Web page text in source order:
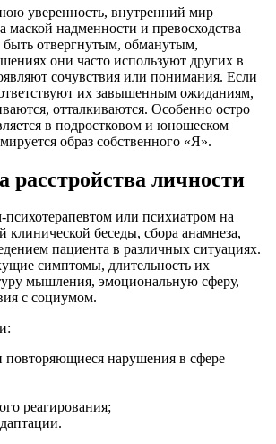
уверенность, внутренний мир
маской надменности и превосходства
быть отвергнутым, обманутым,
они часто используют других в
сочувствия или понимания. Если
их завышенным ожиданиям,
отталкиваются. Особенно остро
в подростковом и юношеском
образ собственного «Я».
расстройства личности
психотерапевтом или психиатром на
клинической беседы, сбора анамнеза,
пациента в различных ситуациях.
симптомы, длительность их
мышления, эмоциональную сферу,
с социумом.
повторяющиеся нарушения в сфере
реагирования;